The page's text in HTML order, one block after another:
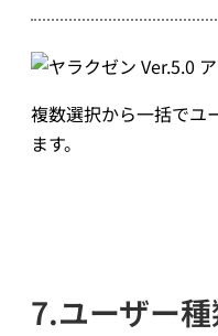
複数選択から一括でユ
ます。
7.ユーザー